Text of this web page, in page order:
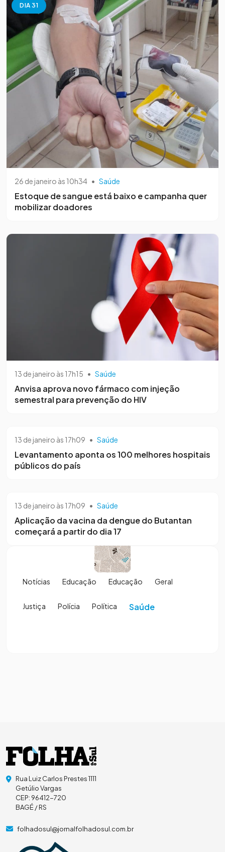
DIA 31
26 de janeiro às 10h34 • Saúde
Estoque de sangue está baixo e campanha quer
mobilizar doadores
13 de janeiro às 17h15 • Saúde
Anvisa aprova novo fármaco com injeção
semestral para prevenção do HIV
13 de janeiro às 17h09 • Saúde
Levantamento aponta os 100 melhores hospitais
públicos do país
13 de janeiro às 17h09 • Saúde
Aplicação da vacina da dengue do Butantan
começará a partir do dia 17
Notícias Educação Educação Geral
Justiça Polícia Política Saúde
Rua Luiz Carlos Prestes 1111
Getúlio Vargas
CEP: 96412-720
BAGÉ / RS
folhadosul@jornalfolhadosul.com.br